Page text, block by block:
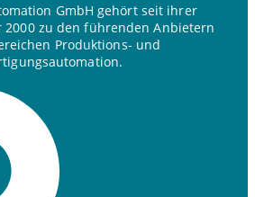
GmbH gehört seit ihrer
2000 zu den führenden Anbietern
Produktions- und